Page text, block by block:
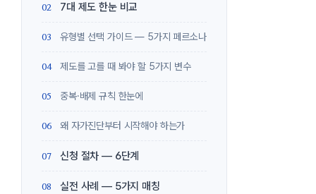
7대 제도 한눈 비교
유형별 선택 가이드 — 5가지 페르소나
제도를 고를 때 봐야 할 5가지 변수
중복·배제 규칙 한눈에
왜 자가진단부터 시작해야 하는가
신청 절차 — 6단계
실전 사례 — 5가지 매칭